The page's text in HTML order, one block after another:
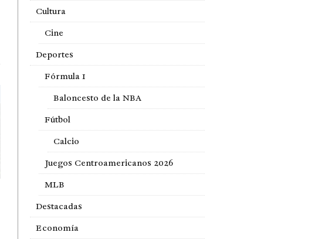
Cultura
Cine
Deportes
Fórmula 1
Baloncesto de la NBA
Fútbol
Calcio
Juegos Centroamericanos 2026
MLB
Destacadas
Economía